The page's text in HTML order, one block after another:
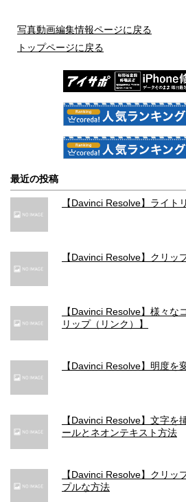
写真動画編集情報ページに戻る
トップページに戻る
最近の投稿
【Davinci Resolve】ライト
【Davinci Resolve】クリッ
【Davinci Resolve】様々な
リップ（リンク）】
【Davinci Resolve】明度を
【Davinci Resolve】文字を
ールとネオンテキスト方法
【Davinci Resolve】クリッ
プルな方法